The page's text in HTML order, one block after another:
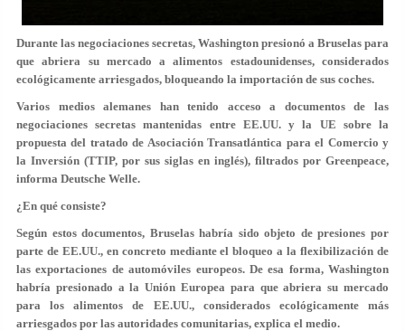
Durante las negociaciones secretas, Washington presionó a Bruselas para
que abriera su mercado a alimentos estadounidenses, considerados
ecológicamente arriesgados, bloqueando la importación de sus coches.
Varios medios alemanes han tenido acceso a documentos de las
negociaciones secretas mantenidas entre EE.UU. y la UE sobre la
propuesta del tratado de Asociación Transatlántica para el Comercio y
la Inversión (TTIP, por sus siglas en inglés), filtrados por Greenpeace,
informa Deutsche Welle.
¿En qué consiste?
Según estos documentos, Bruselas habría sido objeto de presiones por
parte de EE.UU., en concreto mediante el bloqueo a la flexibilización de
las exportaciones de automóviles europeos. De esa forma, Washington
habría presionado a la Unión Europea para que abriera su mercado
para los alimentos de EE.UU., considerados ecológicamente más
arriesgados por las autoridades comunitarias, explica el medio.